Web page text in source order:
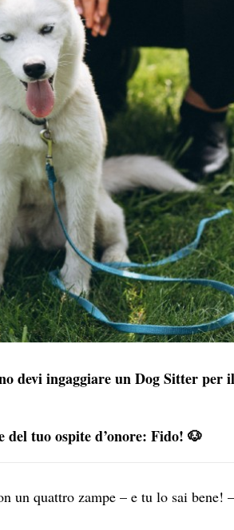
devi ingaggiare un Dog Sitter per il
tuo ospite d’onore: Fido!​ 🐶​
un quattro zampe – e tu lo sai bene!